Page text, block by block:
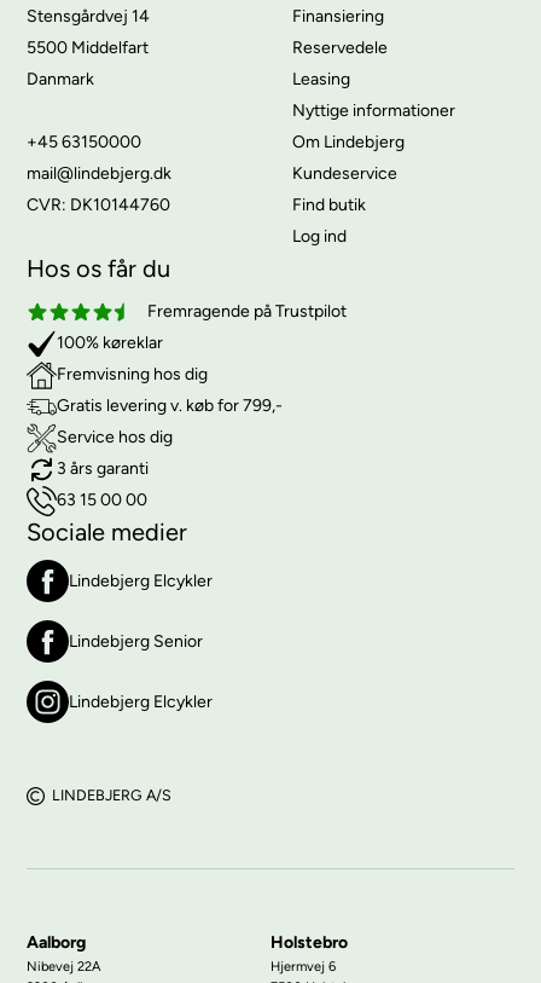
Stensgårdvej 14
5500 Middelfart
Danmark
+45 63150000
mail@lindebjerg.dk
CVR: DK10144760
Finansiering
Reservedele
Leasing
Nyttige informationer
Om Lindebjerg
Kundeservice
Find butik
Log ind
Hos os får du
Fremragende på Trustpilot
100% køreklar
Fremvisning hos dig
Gratis levering v. køb for 799,-
Service hos dig
3 års garanti
63 15 00 00
Sociale medier
Lindebjerg Elcykler
Lindebjerg Senior
Lindebjerg Elcykler
LINDEBJERG A/S
Aalborg
Nibevej 22A
Holstebro
Hjermvej 6